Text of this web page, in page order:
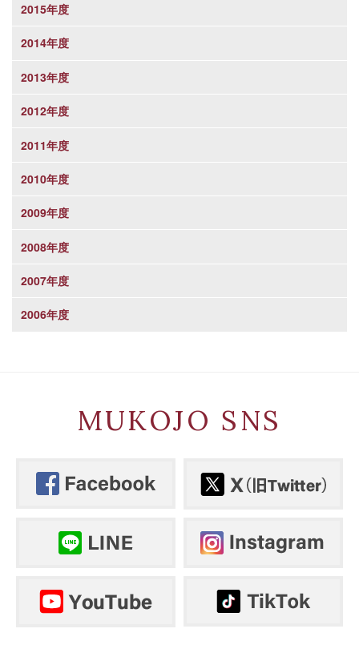
2015年度
2014年度
2013年度
2012年度
2011年度
2010年度
2009年度
2008年度
2007年度
2006年度
MUKOJO SNS